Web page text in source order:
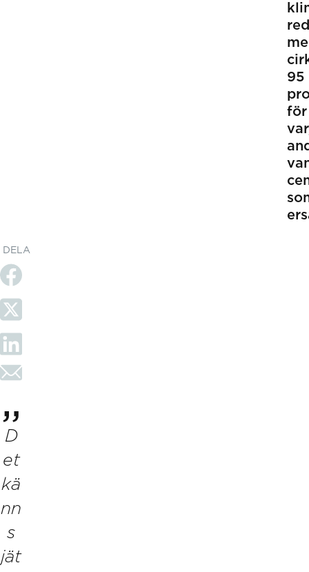
95
för
DELA
D
et
kä
nn
s
jät